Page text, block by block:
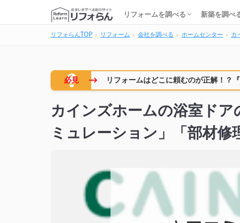
リフォームを調べる
基礎知識・費用を調べる
リフォーム会社を調べる
リフォームローンを調べる
保険・補助金を調べる
新築を調べ
基礎知識
建築会社
家の解体
土地購入
住宅ロー
リフォらんTOP リフォーム 会社を調べる ホームセンター カ
必見 → リフォームはどこに頼むのが正解！？ 『
カインズホームの浴室ドア
ミュレーション」「部材修
基礎知識・費用を調べる
リフォーム会社を調べる
リフォームローンを調べる
保険・補助金を調べる 基礎知識
建築会社
家の解体
土地購入
住宅ロー